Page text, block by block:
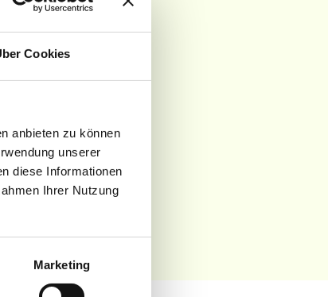
Cookies
anbieten zu können
unserer
diese Informationen
Ihrer Nutzung
Marketing